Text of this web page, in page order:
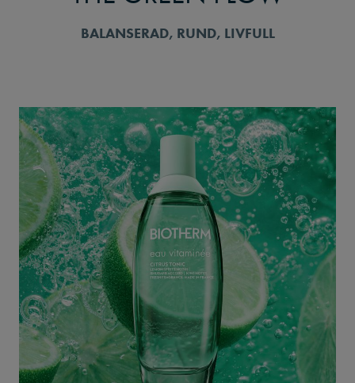
BALANSERAD, RUND, LIVFULL